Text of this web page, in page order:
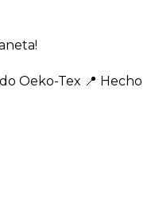
Oeko-Tex 📍 Hecho